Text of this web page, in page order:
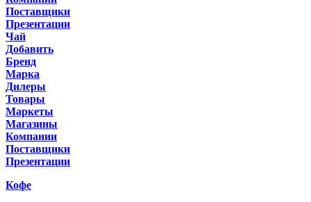
Поставщики
Презентации
Чай
Добавить
Бренд
Марка
Дилеры
Товары
Маркеты
Магазины
Компании
Поставщики
Презентации
Кофе